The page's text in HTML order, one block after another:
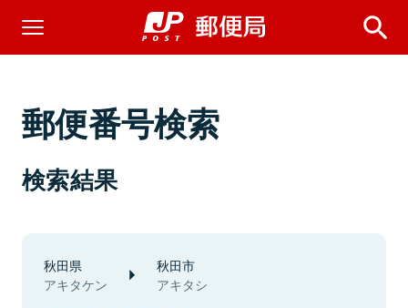
郵便番号検索
検索結果
秋田県
アキタケン
秋田市
アキタシ